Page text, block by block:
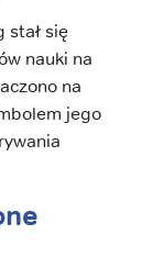
stał się
nauki na
na
jego